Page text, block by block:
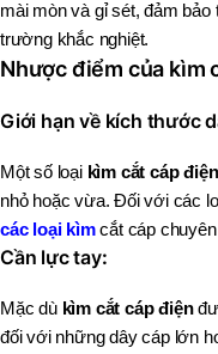
mài mòn và gỉ sét, đảm
trường khắc nghiệt.
Nhược điểm của kìm
Giới hạn về kích thước
Một số loại kìm cắt cáp điện
nhỏ hoặc vừa. Đối với các
các loại kìmcắt cáp
Cần lực tay:
Mặc dù kìm cắt cáp điện
đối với những dây cáp lớn